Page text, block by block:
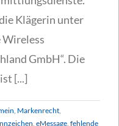
Klägerin unter
Wireless
GmbH“. Die
[...]
Markenrecht
eMessage fehlende